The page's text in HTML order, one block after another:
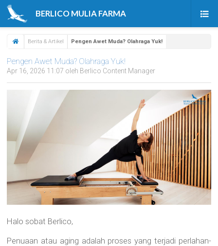
BERLICO MULIA FARMA
Tentang Kami
Berita & Artikel
Karir
Kontak Kami
Berita & Artikel Pengen Awet Muda? Olahraga Yuk!
Pengen Awet Muda? Olahraga Yuk!
Apr 16, 2026 11:07 oleh Berlico Content Manager
Halo sobat Berlico,
Penuaan atau aging adalah proses yang terjadi perlahan-